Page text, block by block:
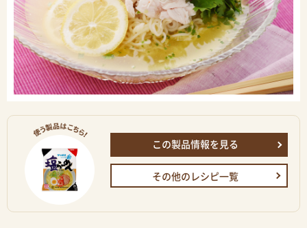
この製品情報を見る
その他のレシピ一覧